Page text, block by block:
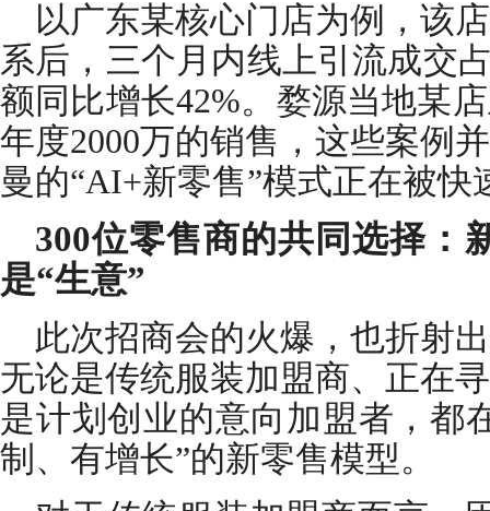
以广东某核心门店为例，该
系后，三个月内线上引流成交
额同比增长42%。婺源当地某
年度2000万的销售，这些案例
曼的“AI+新零售”模式正在被快
300位零售商的共同选择：
是“生意”
此次招商会的火爆，也折射
无论是传统服装加盟商、正在
是计划创业的意向加盟者，都
制、有增长”的新零售模型。